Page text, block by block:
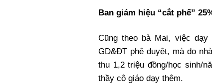
Ban giám hiệu “cắt phế”
Cũng theo bà Mai, việc
GD&ĐT phê duyệt, mà do
thu 1,2 triệu đồng/học sinh/
thầy cô giáo dạy thêm.